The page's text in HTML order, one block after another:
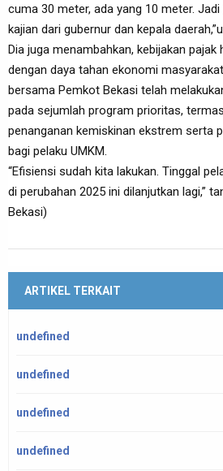
cuma 30 meter, ada yang 10 meter.
kajian dari gubernur dan kepala
Dia juga menambahkan, kebijakan pajak
dengan daya tahan ekonomi
bersama Pemkot Bekasi telah
pada sejumlah program prioritas,
penanganan kemiskinan ekstrem serta
bagi pelaku UMKM.
“Efisiensi sudah kita lakukan. Tinggal
di perubahan 2025 ini dilanjutkan lagi,”
Bekasi)
ARTIKEL TERKAIT
undefined
undefined
undefined
undefined